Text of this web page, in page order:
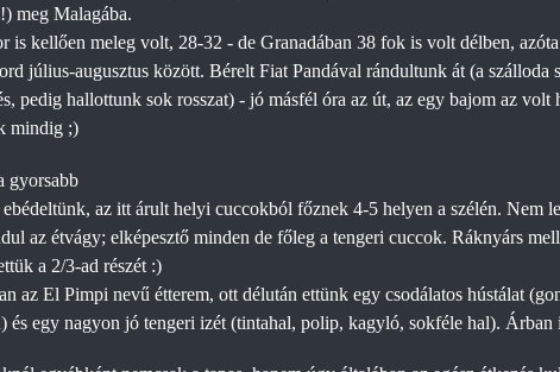
meg Malagába.
is kellően meleg volt, 28-32 - de Granadában 38 fok is volt délben,
július-augusztus között. Bérelt Fiat Pandával rándultunk át (a szálloda
pedig hallottunk sok rosszat) - jó másfél óra az út, az egy bajom az
mindig ;)
gyorsabb
az itt árult helyi cuccokból főznek 4-5 helyen a szélén. Nem
az étvágy; elképesztő minden de főleg a tengeri cuccok. Ráknyárs
a 2/3-ad részét :)
az El Pimpi nevű étterem, ott délután ettünk egy csodálatos hústálat
és egy nagyon jó tengeri izét (tintahal, polip, kagyló, sokféle hal). Árban